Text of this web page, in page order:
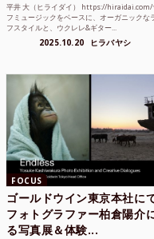
平井 大（ヒライダイ） https://hiraidai.com/
フミュージックをベースに、オーガニックな
フスタイルと、ウクレレ&ギター...
2025.10.20 ヒラバヤシ
FOCUS
ゴールドウイン東京本社にて
フォトグラファー柏倉陽介
る写真展＆体験...